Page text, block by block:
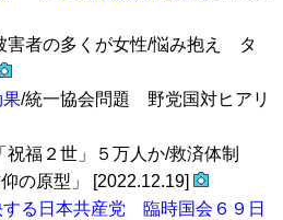
害者の多くが女性/悩み抱え タ
果/統一協会問題 野党国対ヒアリ
祝福２世」５万人か/救済体制
の原型」 [2022.12.19]
る日本共産党 臨時国会６９日